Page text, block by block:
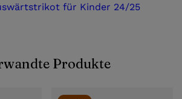
für Kinder 24/25
Produkte